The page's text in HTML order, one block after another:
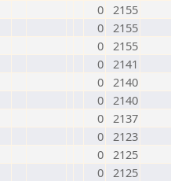
0 2155
0 2155
0 2155
0 2141
0 2140
0 2140
0 2137
0 2123
0 2125
0 2125